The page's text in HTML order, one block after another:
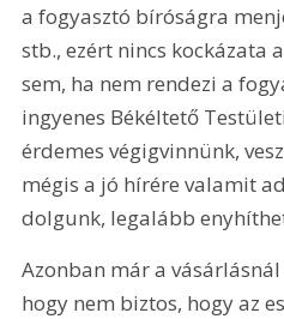
a fogyasztó bíróságra
stb., ezért nincs kockázata
sem, ha nem rendezi a
ingyenes Békéltető
érdemes végigvinnünk,
mégis a jó hírére valamit
dolgunk, legalább
Azonban már a
hogy nem biztos, hogy az